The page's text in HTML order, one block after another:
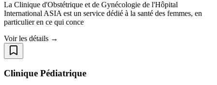
La Clinique d'Obstétrique et de Gynécologie de l'Hôpital
International ASIA est un service dédié à la santé des femmes, en
particulier en ce qui conce
Voir les détails →
Clinique Pédiatrique